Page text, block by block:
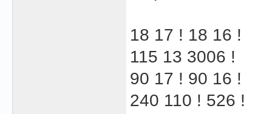
18 17 ! 18 16 !
115 13 3006 !
90 17 ! 90 16 !
240 110 ! 526 !